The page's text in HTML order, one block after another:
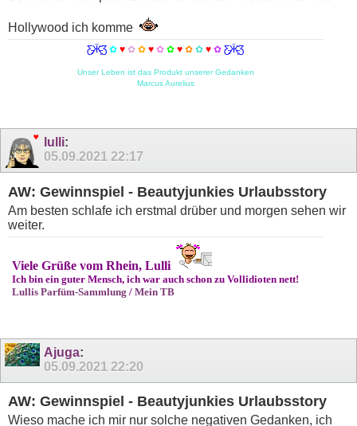
Hollywood ich komme
Ƹ̵̡Ӝ̵̨̄Ʒ ✿♥✿ ✿ ♥✿✿♥✿✿♥✿Ƹ̵̡Ӝ̵̨̄Ʒ
Unser Leben ist das Produkt unserer Gedanken
Marcus Aurelius
lulli:
05.09.2021 22:17
AW: Gewinnspiel - Beautyjunkies Urlaubsstory
Am besten schlafe ich erstmal drüber und morgen sehen wir
weiter.
Viele Grüße vom Rhein, Lulli
Ich bin ein guter Mensch, ich war auch schon zu Vollidioten nett!
Lullis Parfüm-Sammlung / Mein TB
Ajuga:
05.09.2021 22:20
AW: Gewinnspiel - Beautyjunkies Urlaubsstory
Wieso mache ich mir nur solche negativen Gedanken, ich